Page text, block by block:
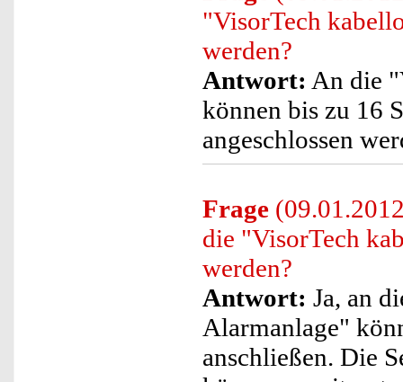
"VisorTech
werden?
Antwort: An die
können bis zu 16
angeschlossen
Frage
die "VisorTech
werden?
Antwort: Ja, an
Alarmanlage"
anschließen. Die